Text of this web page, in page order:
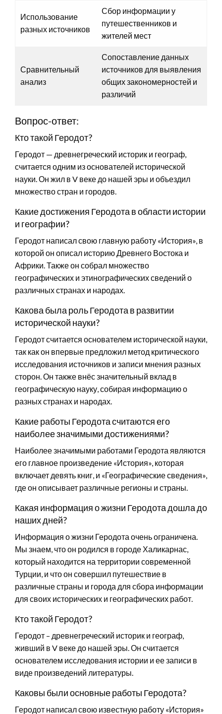
Использование
разных источников
Сбор информации у
путешественников и
жителей мест
Сравнительный
анализ
Сопоставление данных
источников для выявления
общих закономерностей и
различий
Вопрос-ответ:
Кто такой Геродот?
Геродот — древнегреческий историк и географ,
считается одним из основателей исторической
науки. Он жил в V веке до нашей эры и объездил
множество стран и городов.
Какие достижения Геродота в области истории
и географии?
Геродот написал свою главную работу «История», в
которой он описал историю Древнего Востока и
Африки. Также он собрал множество
географических и этинографических сведений о
различных странах и народах.
Какова была роль Геродота в развитии
исторической науки?
Геродот считается основателем исторической науки,
так как он впервые предложил метод критического
исследования источников и записи мнения разных
сторон. Он также внёс значительный вклад в
географическую науку, собирая информацию о
разных странах и народах.
Какие работы Геродота считаются его
наиболее значимыми достижениями?
Наиболее значимыми работами Геродота являются
его главное произведение «История», которая
включает девять книг, и «Географические сведения»,
где он описывает различные регионы и страны.
Какая информация о жизни Геродота дошла до
наших дней?
Информация о жизни Геродота очень ограничена.
Мы знаем, что он родился в городе Халикарнас,
который находится на территории современной
Турции, и что он совершил путешествие в
различные страны и города для сбора информации
для своих исторических и географических работ.
Кто такой Геродот?
Геродот – древнегреческий историк и географ,
живший в V веке до нашей эры. Он считается
основателем исследования истории и ее записи в
виде произведений литературы.
Каковы были основные работы Геродота?
Геродот написал свою известную работу «История»